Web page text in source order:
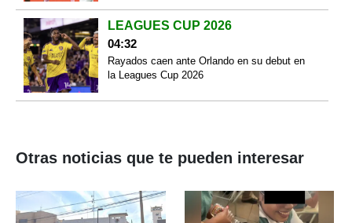
LEAGUES CUP 2026
04:32
Rayados caen ante Orlando en su debut en
la Leagues Cup 2026
Otras noticias que te pueden interesar